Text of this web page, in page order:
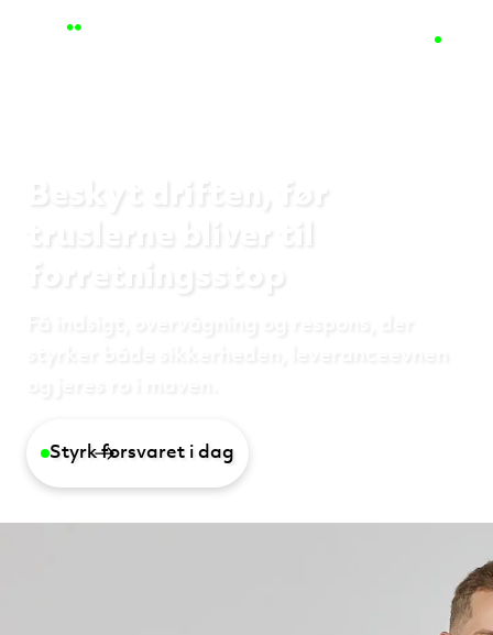
Beskyt driften, før
truslerne bliver til
forretningsstop
Styrk forsvaret i dag
Vi er til ambitiøse forretninger, der